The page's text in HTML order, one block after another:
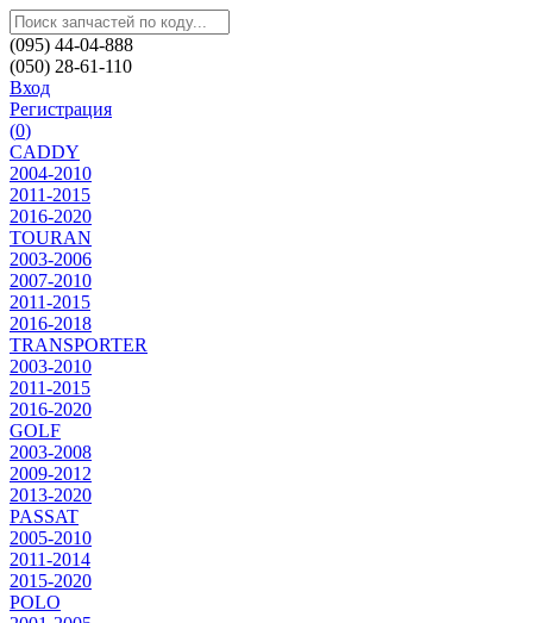
(095) 44-04-888
(050) 28-61-110
Вход
Регистрация
(0)
CADDY
2004-2010
2011-2015
2016-2020
TOURAN
2003-2006
2007-2010
2011-2015
2016-2018
TRANSPORTER
2003-2010
2011-2015
2016-2020
GOLF
2003-2008
2009-2012
2013-2020
PASSAT
2005-2010
2011-2014
2015-2020
POLO